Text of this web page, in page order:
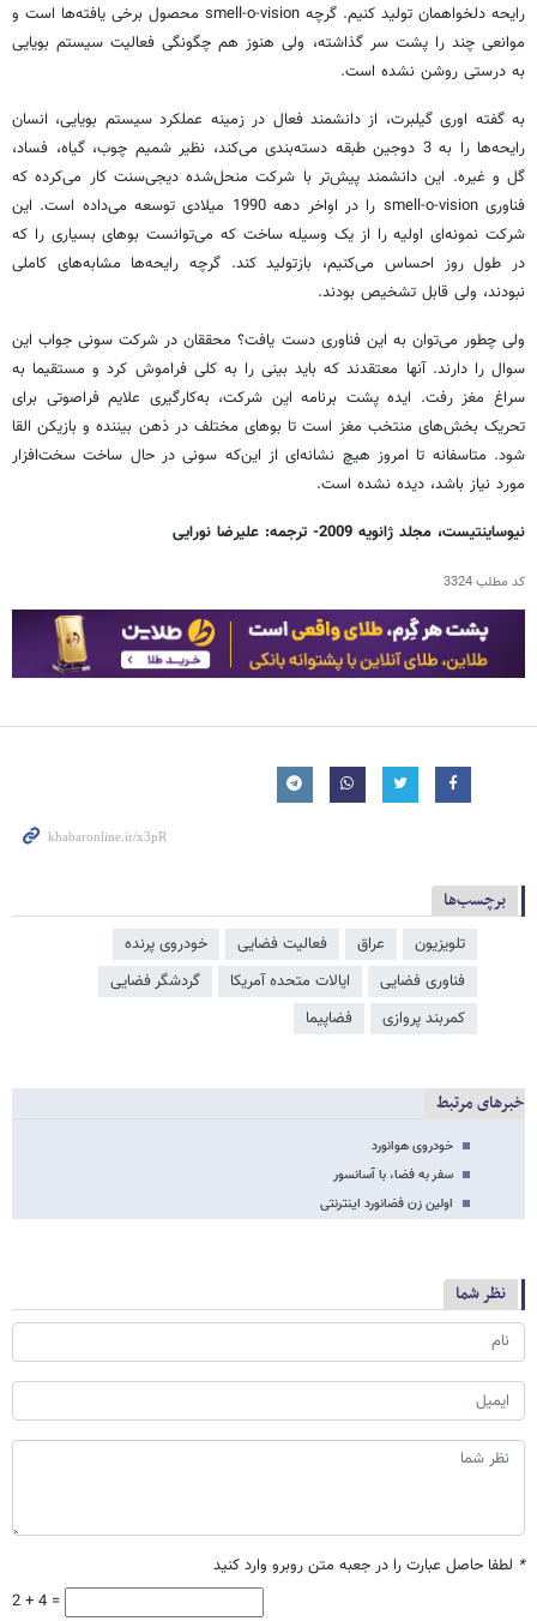
رایحه دلخواهمان تولید کنیم. گرچه smell-o-vision محصول برخی یافته‌ها است و
موانعی چند را پشت سر گذاشته، ولی هنوز هم چگونگی فعالیت سیستم بویایی
به درستی روشن نشده است.
به گفته اوری گیلبرت، از دانشمند فعال در زمینه عملکرد سیستم بویایی، انسان
رایحه‌ها را به 3 دوجین طبقه دسته‌بندی می‌کند، نظیر شمیم چوب، گیاه، فساد،
گل و غیره. این دانشمند پیش‌تر با شرکت منحل‌شده دیجی‌سنت کار می‌کرده که
فناوری smell-o-vision را در اواخر دهه 1990 میلادی توسعه می‌داده است. این
شرکت نمونه‌ای اولیه‌ را از یک وسیله‌ ساخت که می‌توانست بوهای بسیاری را که
در طول روز احساس می‌کنیم، بازتولید کند. گرچه رایحه‌ها مشابه‌های کاملی
نبودند، ولی قابل تشخیص بودند.
ولی چطور می‌توان به این فناوری دست یافت؟ محققان در شرکت سونی جواب این
سوال را دارند. آنها معتقدند که باید بینی را به کلی فراموش کرد و مستقیما به
سراغ مغز رفت. ایده پشت برنامه‌ این شرکت، به‌کارگیری علایم فراصوتی برای
تحریک بخش‌های منتخب مغز است تا بوهای مختلف در ذهن بیننده و بازیکن القا
شود. متاسفانه تا امروز هیچ نشانه‌‌ای از این‌که سونی در حال ساخت سخت‌افزار
مورد نیاز باشد، دیده نشده است.
نیوساینتیست، مجلد ژانویه 2009- ترجمه: علیرضا نورایی
کد مطلب3324
برچسب‌ها
تلویزیون عراق فعالیت فضایی
خودروی پرنده
فناوری فضایی
ایالات متحده آمریکا
گردشگر فضایی
کمربند پروازی
فضاپیما
خبرهای مرتبط
خودروی هوانورد
سفر به فضا، با آسانسور
اولین زن فضانورد اینترنتی
نظر شما
* لطفا حاصل عبارت را در جعبه متن روبرو وارد کنید
2 + 4 =